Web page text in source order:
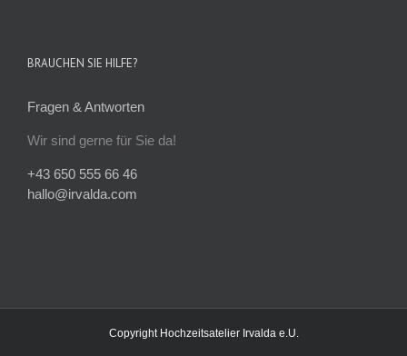
BRAUCHEN SIE HILFE?
Fragen & Antworten
Wir sind gerne für Sie da!
+43 650 555 66 46
hallo@irvalda.com
Copyright Hochzeitsatelier Irvalda e.U.